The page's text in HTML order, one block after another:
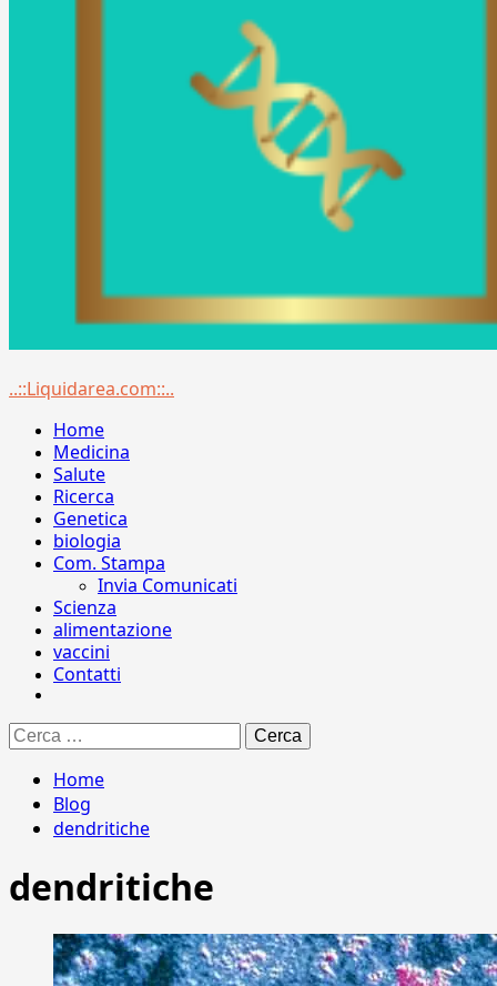
Menu
..::Liquidarea.com::..
Home
Medicina
Salute
Ricerca
Genetica
biologia
Com. Stampa
Invia Comunicati
Scienza
alimentazione
vaccini
Contatti
Ricerca
per:
Home
Blog
dendritiche
dendritiche